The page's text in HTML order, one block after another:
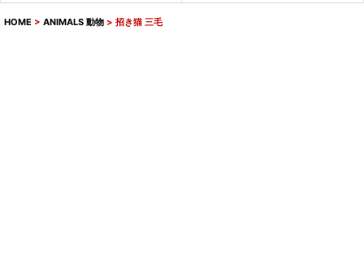
HOME > ANIMALS 動物 > 招き猫 三毛